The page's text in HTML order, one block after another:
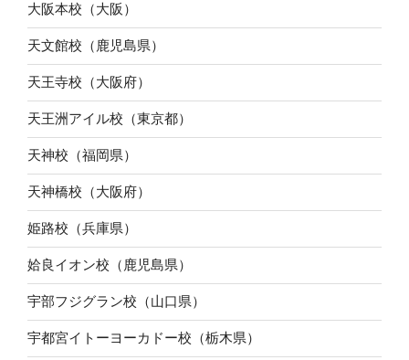
大阪本校（大阪）
天文館校（鹿児島県）
天王寺校（大阪府）
天王洲アイル校（東京都）
天神校（福岡県）
天神橋校（大阪府）
姫路校（兵庫県）
姶良イオン校（鹿児島県）
宇部フジグラン校（山口県）
宇都宮イトーヨーカドー校（栃木県）